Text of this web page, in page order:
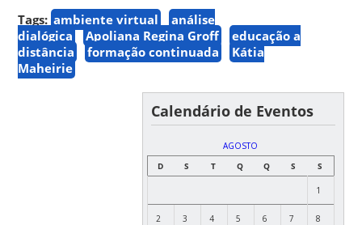
Tags: ambiente virtual
análise
dialógica
Apoliana Regina Groff
educação a
distância
formação continuada
Kátia
Maheirie
Calendário de Eventos
AGOSTO
D
S T Q Q S S
1
2 3 4 5 6 7 8